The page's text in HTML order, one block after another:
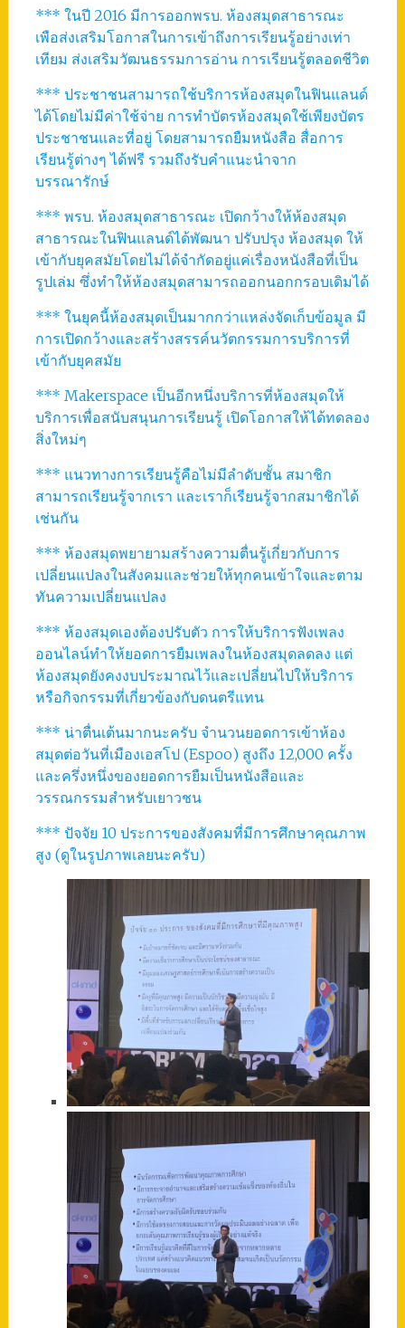
*** ในปี 2016 มีการออกพรบ. ห้องสมุดสาธารณะ
เพือส่งเสริมโอกาสในการเข้าถึงการเรียนรู้อย่างเท่า
เทียม ส่งเสริมวัฒนธรรมการอ่าน การเรียนรู้ตลอดชีวิต
*** ประชาชนสามารถใช้บริการห้องสมุดในฟินแลนด์
ได้โดยไม่มีค่าใช้จ่าย การทำบัตรห้องสมุดใช้เพียงบัตร
ประชาชนและที่อยู่ โดยสามารถยืมหนังสือ สื่อการ
เรียนรู้ต่างๆ ได้ฟรี รวมถึงรับคำแนะนำจาก
บรรณารักษ์
*** พรบ. ห้องสมุดสาธารณะ เปิดกว้างให้ห้องสมุด
สาธารณะในฟินแลนด์ได้พัฒนา ปรับปรุง ห้องสมุด ให้
เข้ากับยุคสมัยโดยไม่ได้จำกัดอยู่แค่เรื่องหนังสือที่เป็น
รูปเล่ม ซึ่งทำให้ห้องสมุดสามารถออกนอกกรอบเดิมได้
*** ในยุคนี้ห้องสมุดเป็นมากกว่าแหล่งจัดเก็บข้อมูล มี
การเปิดกว้างและสร้างสรรค์นวัตกรรมการบริการที่
เข้ากับยุคสมัย
*** Makerspace เป็นอีกหนึ่งบริการที่ห้องสมุดให้
บริการเพื่อสนับสนุนการเรียนรู้ เปิดโอกาสให้ได้ทดลอง
สิ่งใหม่ๆ
*** แนวทางการเรียนรู้คือไม่มีลำดับชั้น สมาชิก
สามารถเรียนรู้จากเรา และเราก็เรียนรู้จากสมาชิกได้
เช่นกัน
*** ห้องสมุดพยายามสร้างความตื่นรู้เกี่ยวกับการ
เปลี่ยนแปลงในสังคมและช่วยให้ทุกคนเข้าใจและตาม
ทันความเปลี่ยนแปลง
*** ห้องสมุดเองต้องปรับตัว การให้บริการฟังเพลง
ออนไลน์ทำให้ยอดการยืมเพลงในห้องสมุดลดลง แต่
ห้องสมุดยังคงงบประมาณไว้และเปลี่ยนไปให้บริการ
หรือกิจกรรมที่เกี่ยวข้องกับดนตรีแทน
*** น่าตื่นเต้นมากนะครับ จำนวนยอดการเข้าห้อง
สมุดต่อวันที่เมืองเอสโป (Espoo) สูงถึง 12,000 ครั้ง
และครึ่งหนึ่งของยอดการยืมเป็นหนังสือและ
วรรณกรรมสำหรับเยาวชน
*** ปัจจัย 10 ประการของสังคมที่มีการศึกษาคุณภาพ
สูง (ดูในรูปภาพเลยนะครับ)